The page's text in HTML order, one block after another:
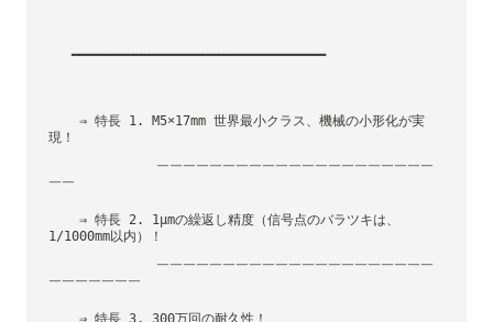
   ━━━━━━━━━━━━━━━━━━━━━━━━━━━━━━━━━
現！
￣￣
1/1000mm以内）！
￣￣￣￣￣￣￣